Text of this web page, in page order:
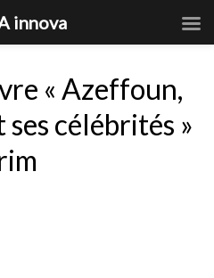
« Azeffoun,
célébrités »
innova